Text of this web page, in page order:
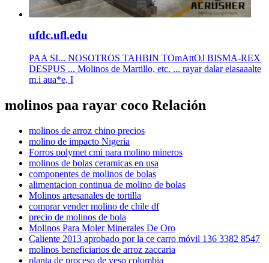
ufdc.ufl.edu
PAA SI... NOSOTROS TAHBIN TOmAttOJ BISMA-REX
DESPUS ... Molinos de Martillo, etc. ... rayar dalar elasaaalte
m.i aua*e, I
molinos paa rayar coco Relación
molinos de arroz chino precios
molino de impacto Nigeria
Forros polymet cmi para molino mineros
molinos de bolas ceramicas en usa
componentes de molinos de bolas
alimentacion continua de molino de bolas
Molinos artesanales de tortilla
comprar vender molino de chile df
precio de molinos de bola
Molinos Para Moler Minerales De Oro
Caliente 2013 aprobado por la ce carro móvil 136 3382 8547
molinos beneficiarios de arroz zaccaria
planta de proceso de yeso colombia